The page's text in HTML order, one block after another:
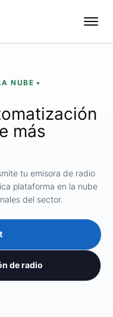
NUBE •
más
tu emisora ​​de radio
plataforma en la nube
del sector.
de radio